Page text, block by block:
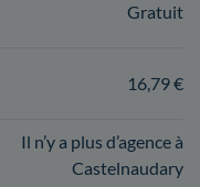
Gratuit
16,79 €
Il n’y a plus d’agence à
Castelnaudary